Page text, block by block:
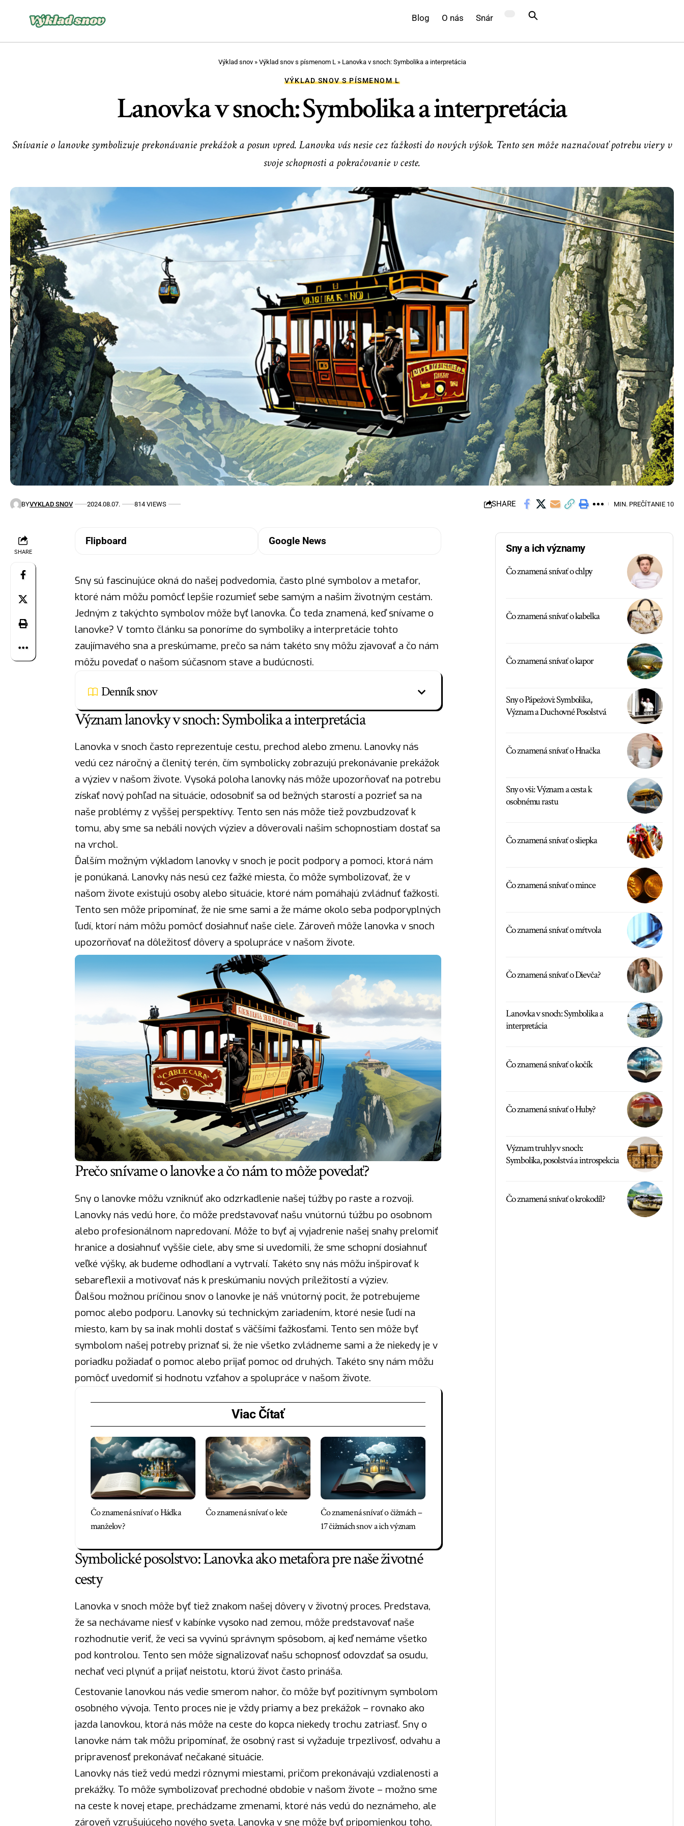
Blog O nás Snár
Výklad snov» Výklad snov s písmenom L » Lanovka v snoch: Symbolika a interpretácia
VÝKLAD SNOV S PÍSMENOM L
Lanovka v snoch: Symbolika a interpretácia
Snívanie o lanovke symbolizuje prekonávanie prekážok a posun vpred. Lanovka vás nesie cez ťažkosti do nových výšok. Tento sen môže naznačovať potrebu viery v
svoje schopnosti a pokračovanie v ceste.
BYVYKLAD SNOV 2024.08.07. 814 VIEWS SHARE MIN. PREČÍTANIE 10
SHARE
Flipboard Google News
Sny sú fascinujúce okná do našej podvedomia, často plné symbolova metafor,
ktoré nám môžu pomôcť lepšie rozumieť sebe samým a našim životným cestám.
Jedným z takýchto symbolov môže byť lanovka. Čo teda znamená, keď snívame o
lanovke? V tomto článku sa ponoríme do symboliky a interpretácie tohto
zaujímavého sna a preskúmame, prečo sa nám takéto sny môžu zjavovať a čo nám
môžu povedať o našom súčasnom stave a budúcnosti.
Denník snov
Význam lanovky v snoch: Symbolika a interpretácia
Lanovka v snoch často reprezentuje cestu, prechod alebo zmenu. Lanovky nás
vedú cez náročný a členitý terén, čím symbolicky zobrazujú prekonávanie prekážok
a výziev v našom živote. Vysoká poloha lanovky nás môže upozorňovať na potrebu
získať nový pohľad na situácie, odosobniť sa od bežných starostí a pozrieť sa na
naše problémy z vyššej perspektívy. Tento sen nás môže tiež povzbudzovať k
tomu, aby sme sa nebáli nových výziev a dôverovali našim schopnostiam dostať sa
na vrchol.
Ďalším možným výkladom lanovky v snoch je pocit podpory a pomoci, ktorá nám
je ponúkaná. Lanovky nás nesú cez ťažké miesta, čo môže symbolizovať, že v
našom živote existujú osoby alebo situácie, ktoré nám pomáhajú zvládnuť ťažkosti.
Tento sen môže pripomínať, že nie sme sami a že máme okolo seba podporyplných
ľudí, ktorí nám môžu pomôcť dosiahnuť naše ciele. Zároveň môže lanovka v snoch
upozorňovať na dôležitosť dôvery a spolupráce v našom živote.
Prečo snívame o lanovke a čo nám to môže povedať?
Sny o lanovke môžu vzniknúť ako odzrkadlenie našej túžby po raste a rozvoji.
Lanovky nás vedú hore, čo môže predstavovať našu vnútornú túžbu po osobnom
alebo profesionálnom napredovaní. Môže to byť aj vyjadrenie našej snahy prelomiť
hranice a dosiahnuť vyššie ciele, aby sme si uvedomili, že sme schopní dosiahnuť
veľké výšky, ak budeme odhodlaní a vytrvalí. Takéto sny nás môžu inšpirovať k
sebareflexii a motivovať nás k preskúmaniu nových príležitostí a výziev.
Ďalšou možnou príčinou snov o lanovke je náš vnútorný pocit, že potrebujeme
pomoc alebo podporu. Lanovky sú technickým zariadením, ktoré nesie ľudí na
miesto, kam by sa inak mohli dostať s väčšími ťažkosťami. Tento sen môže byť
symbolom našej potreby priznať si, že nie všetko zvládneme sami a že niekedy je v
poriadku požiadať o pomoc alebo prijať pomoc od druhých. Takéto sny nám môžu
pomôcť uvedomiť si hodnotu vzťahov a spolupráce v našom živote.
Viac Čítať
Čo znamená snívať o Hádka
manželov?
Čo znamená snívať o leče
Čo znamená snívať o čižmách –
17 čižmách snov a ich význam
Symbolické posolstvo: Lanovka ako metafora pre naše životné
cesty
Lanovka v snoch môže byť tiež znakom našej dôvery v životný proces. Predstava,
že sa nechávame niesť v kabínke vysoko nad zemou, môže predstavovať naše
rozhodnutie veriť, že veci sa vyvinú správnym spôsobom, aj keď nemáme všetko
pod kontrolou. Tento sen môže signalizovať našu schopnosť odovzdať sa osudu,
nechať veci plynúť a prijať neistotu, ktorú život často prináša.
Cestovanie lanovkou nás vedie smerom nahor, čo môže byť pozitívnym symbolom
osobného vývoja. Tento proces nie je vždy priamy a bez prekážok – rovnako ako
jazda lanovkou, ktorá nás môže na ceste do kopca niekedy trochu zatriasť. Sny o
lanovke nám tak môžu pripomínať, že osobný rast si vyžaduje trpezlivosť, odvahu a
pripravenosť prekonávať nečakané situácie.
Lanovky nás tiež vedú medzi rôznymi miestami, pričom prekonávajú vzdialenosti a
prekážky. To môže symbolizovať prechodné obdobie v našom živote – možno sme
na ceste k novej etape, prechádzame zmenami, ktoré nás vedú do neznámeho, ale
zároveň vzrušujúceho nového sveta. Lanovka v sne môže byť pripomienkou toho,
Sny a ich významy
Čo znamená snívať o chlpy
Čo znamená snívať o kabelka
Čo znamená snívať o kapor
Sny o Pápežovi: Symbolika,
Význam a Duchovné Posolstvá
Čo znamená snívať o Hnačka
Sny o vši: Význam a cesta k
osobnému rastu
Čo znamená snívať o sliepka
Čo znamená snívať o mince
Čo znamená snívať o mŕtvola
Čo znamená snívať o Dievča?
Lanovka v snoch: Symbolika a
interpretácia
Čo znamená snívať o kočík
Čo znamená snívať o Huby?
Význam truhly v snoch:
Symbolika, posolstvá a introspekcia
Čo znamená snívať o krokodíl?